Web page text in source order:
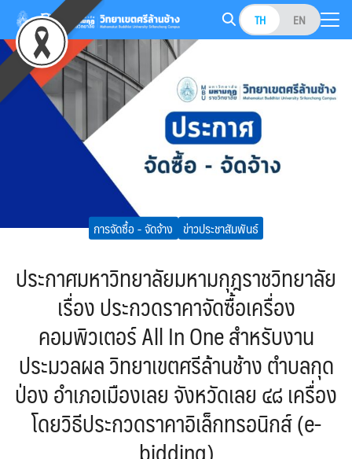
Skip
content
TH EN
Search
for:
การจัดซื้อ - จัดจ้าง ข่าวประชาสัมพันธ์
ประกาศมหาวิทยาลัยมหามกุฎราชวิทยาลัย
เรื่อง ประกวดราคาจัดซื้อเครื่อง
คอมพิวเตอร์ All In One สำหรับงาน
ประมวลผล วิทยาเขตศรีล้านช้าง ตำบลกุด
ป่อง อำเภอเมืองเลย จังหวัดเลย ๔๘ เครื่อง
โดยวิธีประกวดราคาอิเล็กทรอนิกส์ (e-